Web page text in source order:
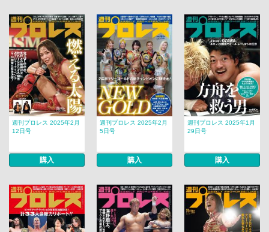
週刊プロレス 2025年2月
12日号
購入
週刊プロレス 2025年2月
5日号
購入
週刊プロレス 2025年1月
29日号
購入